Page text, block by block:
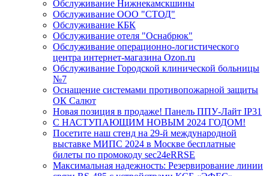
Обслуживание Нижнекамскшины
Обслуживание ООО "СТОД"
Обслуживание КБК
Обслуживание отеля "Оснабрюк"
Обслуживание операционно-логистического
центра интернет-магазина Ozon.ru
Обслуживание Городской клинической больницы
№7
Оснащение системами противопожарной защиты
ОК Салют
Новая позиция в продаже! Панель ППУ-Лайт IP31
С НАСТУПАЮЩИМ НОВЫМ 2024 ГОДОМ!
Посетите наш стенд на 29-й международной
выставке МИПС 2024 в Москве бесплатные
билеты по промокоду sec24eRRSE
Максимальная надежность: Резервирование линии